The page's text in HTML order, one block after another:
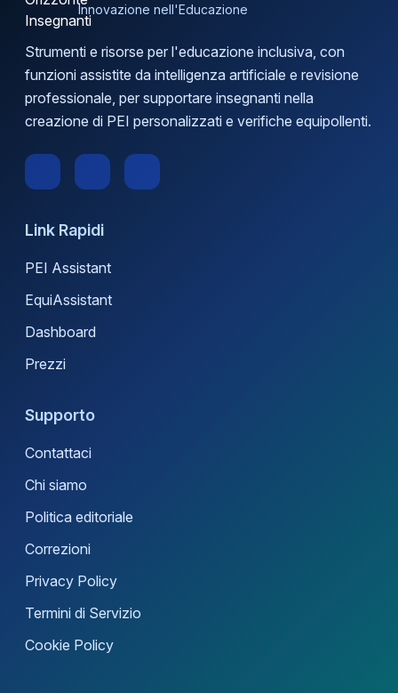
Innovazione nell'Educazione
Strumenti e risorse per l'educazione inclusiva, con
funzioni assistite da intelligenza artificiale e revisione
professionale, per supportare insegnanti nella
creazione di PEI personalizzati e verifiche equipollenti.
Link Rapidi
PEI Assistant
EquiAssistant
Dashboard
Prezzi
Supporto
Contattaci
Chi siamo
Politica editoriale
Correzioni
Privacy Policy
Termini di Servizio
Cookie Policy